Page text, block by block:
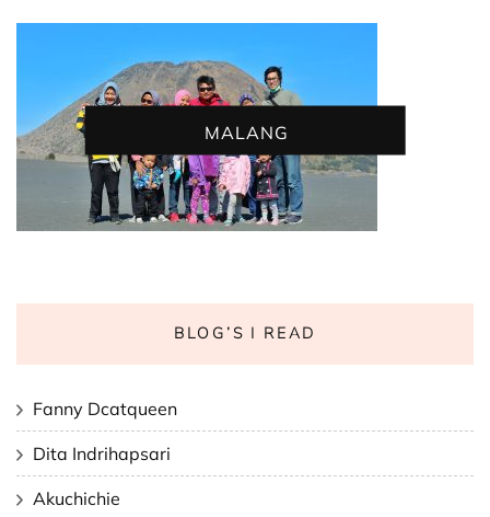
MALANG
BLOG’S I READ
Fanny Dcatqueen
Dita Indrihapsari
Akuchichie